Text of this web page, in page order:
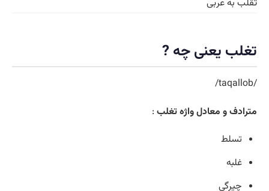
تغلب یعنی چه ?
/taqallob/
مترادف و معادل واژه تغلب :
تسلط
غلبه
چیرگی